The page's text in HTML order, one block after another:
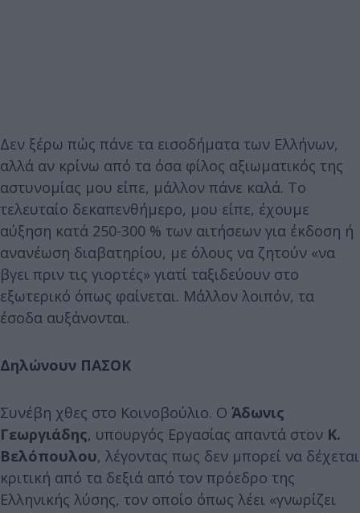
Δεν ξέρω πώς πάνε τα εισοδήματα των Ελλήνων,
αλλά αν κρίνω από τα όσα φίλος αξιωματικός της
αστυνομίας μου είπε, μάλλον πάνε καλά. Το
τελευταίο δεκαπενθήμερο, μου είπε, έχουμε
αύξηση κατά 250-300 % των αιτήσεων για έκδοση ή
ανανέωση διαβατηρίου, με όλους να ζητούν «να
βγει πριν τις γιορτές» γιατί ταξιδεύουν στο
εξωτερικό όπως φαίνεται. Μάλλον λοιπόν, τα
έσοδα αυξάνονται.
Δηλώνουν ΠΑΣΟΚ
Συνέβη χθες στο Κοινοβούλιο. Ο Άδωνις
Γεωργιάδης, υπουργός Εργασίας απαντά στον Κ.
Βελόπουλου, λέγοντας πως δεν μπορεί να δέχεται
κριτική από τα δεξιά από τον πρόεδρο της
Ελληνικής λύσης, τον οποίο όπως λέει «γνωρίζει